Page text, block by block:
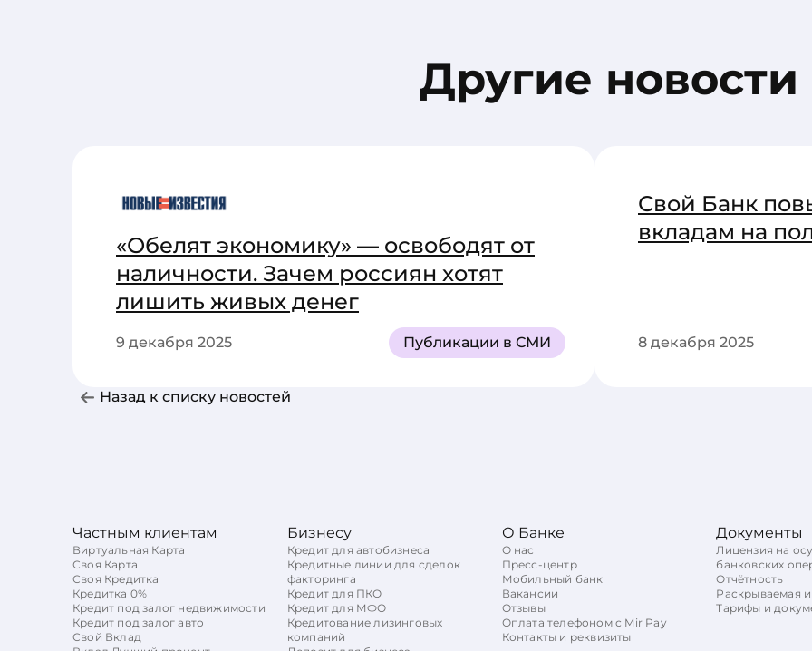
Другие новости
«Обелят экономику» — освободят от
наличности. Зачем россиян хотят
лишить живых денег
9 декабря 2025 Публикации в СМИ
Свой Банк
вкладам на
8 декабря 2025
Назад к списку новостей
Частным клиентам
Виртуальная Карта
Своя Карта
Своя Кредитка
Кредитка 0%
Кредит под залог недвижимости
Кредит под залог авто
Свой Вклад
Бизнесу
Кредит для автобизнеса
Кредитные линии для сделок
факторинга
Кредит для ПКО
Кредит для МФО
Кредитование лизинговых
компаний
О Банке
О нас
Пресс-центр
Мобильный банк
Вакансии
Отзывы
Оплата телефоном с Mir Pay
Контакты и реквизиты
Документы
Лицензия на
банковских
Отчётность
Раскрываемая
Тарифы и